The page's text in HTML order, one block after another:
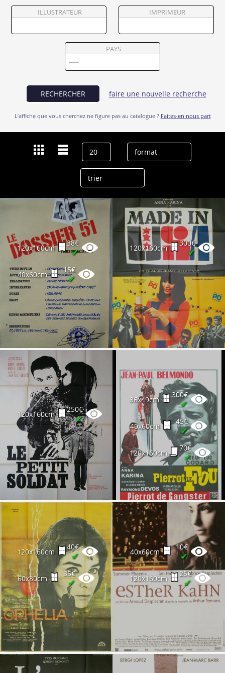
Vendre
ILLUSTRATEUR IMPRIMEUR
PAYS
RECHERCHER faire une nouvelle recherche
L’affiche que vous cherchez ne figure pas au catalogue ? Faites-en nous part
120x160cm
38€
✔
40x60cm
15€
✔
120x160cm
300€
✔
120x160cm
250€
✔
36x49cm
300€
✔
40x60cm
45€
✔
120x160cm
70€
✔
120x160cm
40€
✔
60x80cm
35€
✔
40x60cm
10€
✔
120x160cm
25€
✔